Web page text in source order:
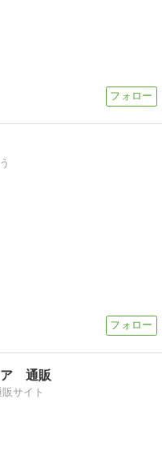
ア 通販
サイト